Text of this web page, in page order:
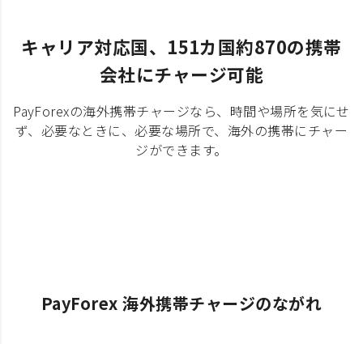
キャリア対応国、151カ国約870の携帯
会社にチャージ可能
PayForexの海外携帯チャージなら、時間や場所を気にせ
ず、必要なときに、必要な場所で、海外の携帯にチャー
ジができます。
PayForex 海外携帯チャージのながれ